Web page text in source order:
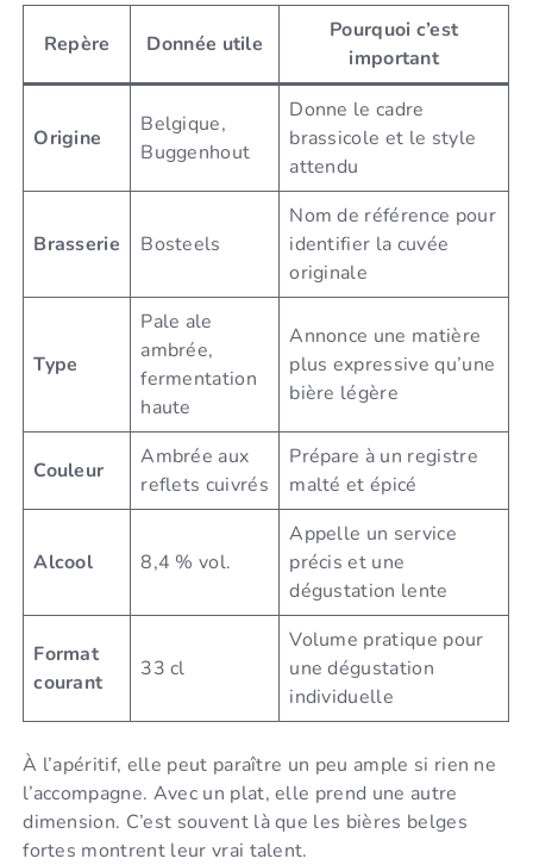
Repère Donnée utile
Pourquoi c’est
important
Origine
Belgique,
Buggenhout
Donne le cadre
brassicole et le style
attendu
Brasserie Bosteels
Nom de référence pour
identifier la cuvée
originale
Type
Pale ale
ambrée,
fermentation
haute
Annonce une matière
plus expressive qu’une
bière légère
Couleur
Ambrée aux
reflets cuivrés
Prépare à un registre
malté et épicé
Alcool 8,4 % vol.
Appelle un service
précis et une
dégustation lente
Format
courant
33 cl
Volume pratique pour
une dégustation
individuelle
À l’apéritif, elle peut paraître un peu ample si rien ne
l’accompagne. Avec un plat, elle prend une autre
dimension. C’est souvent là que les bières belges
fortes montrent leur vrai talent.